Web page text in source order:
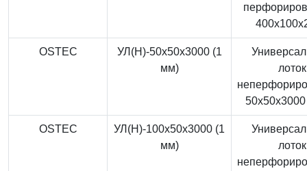
OSTEC
УЛ(Н)-50x50x3000 (1
мм)
лоток
OSTEC
УЛ(Н)-100x50x3000 (1
мм)
лоток